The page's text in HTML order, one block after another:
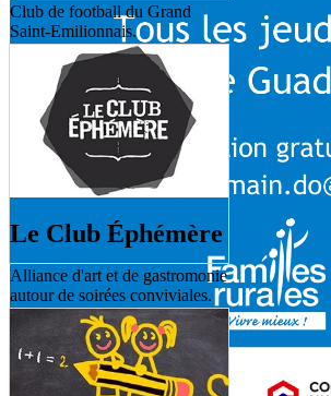
Club de football du Grand
Saint-Emilionnais.
Le Club Éphémère
Alliance d'art et de gastromonie
autour de soirées conviviales.